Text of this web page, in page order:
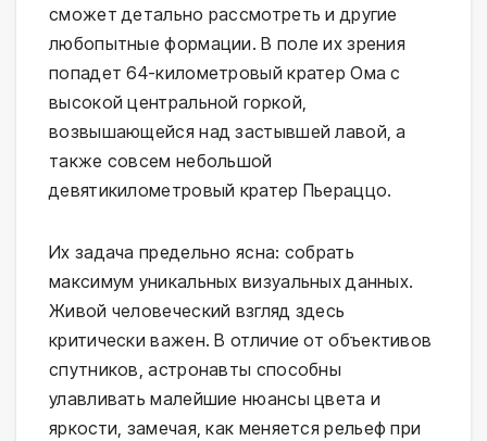
сможет детально рассмотреть и другие
любопытные формации. В поле их зрения
попадет 64-километровый кратер Ома с
высокой центральной горкой,
возвышающейся над застывшей лавой, а
также совсем небольшой
девятикилометровый кратер Пьераццо.
Их задача предельно ясна: собрать
максимум уникальных визуальных данных.
Живой человеческий взгляд здесь
критически важен. В отличие от объективов
спутников, астронавты способны
улавливать малейшие нюансы цвета и
яркости, замечая, как меняется рельеф при